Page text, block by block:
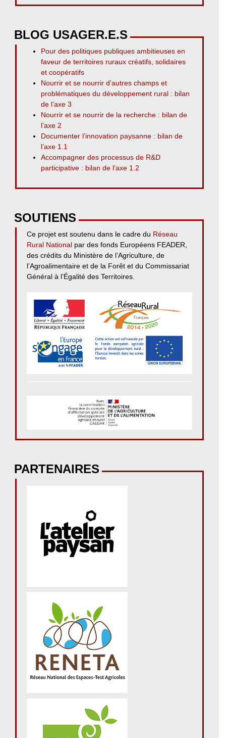
BLOG USAGER.E.S
Pour des politiques publiques ambitieuses en
faveur de territoires ruraux créatifs, solidaires
et coopératifs
Nourrir et se nourrir d’autres champs et
problématiques du développement rural : bilan
de l’axe 3
Nourrir et se nourrir de la recherche : bilan de
l’axe 2
Documenter l’innovation paysanne : bilan de
l’axe 1.1
Accompagner des processus de R&D
participative : bilan de l’axe 1.2
SOUTIENS
Ce projet est soutenu dans le cadre du Réseau
Rural National par des fonds Européens FEADER,
des crédits du Ministère de l’Agriculture, de
l’Agroalimentaire et de la Forêt et du Commissariat
Général à l’Égalité des Territoires.
PARTENAIRES